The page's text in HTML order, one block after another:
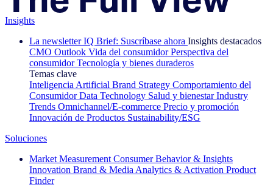
Insights
La newsletter IQ Brief: Suscríbase ahora Insights destacados
CMO Outlook Vida del consumidor Perspectiva del
consumidor Tecnología y bienes duraderos
Temas clave
Inteligencia Artificial Brand Strategy Comportamiento del
Consumidor Data Technology Salud y bienestar Industry
Trends Omnichannel/E-commerce Precio y promoción
Innovación de Productos Sustainability/ESG
Soluciones
Market Measurement Consumer Behavior & Insights
Innovation Brand & Media Analytics & Activation Product
Finder